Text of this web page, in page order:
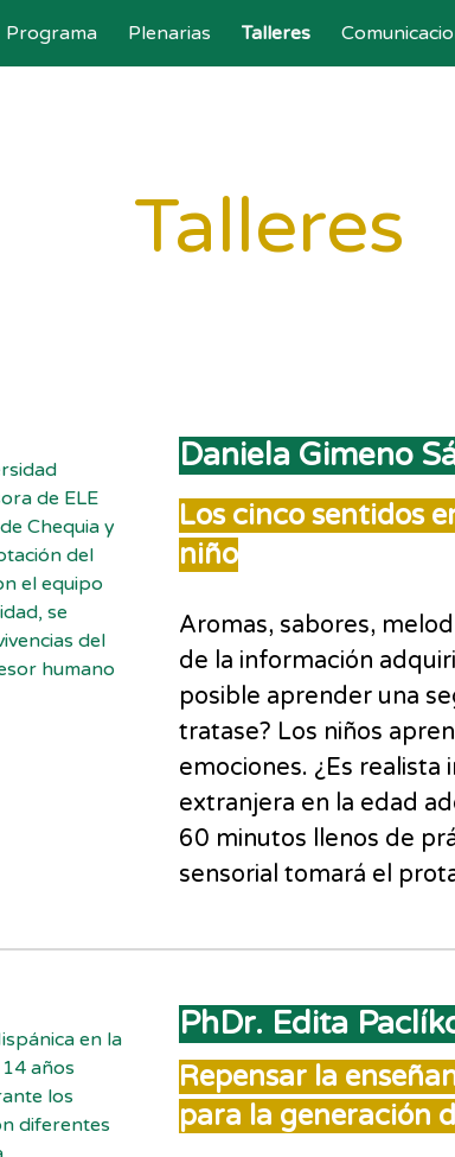
to main content Skip
Programa Plenarias Talleres
Talleres
de ELE
Chequia y
del
el equipo
se
del
humano
Daniela Gimeno
Los cinco sentidos
niño
Aromas, sabores,
de la información
posible aprender una
tratase? Los niños
emociones. ¿Es
extranjera en la edad
60 minutos llenos de
sensorial tomará el
en la
años
los
diferentes
PhDr. Edita
Repensar la
para la generación